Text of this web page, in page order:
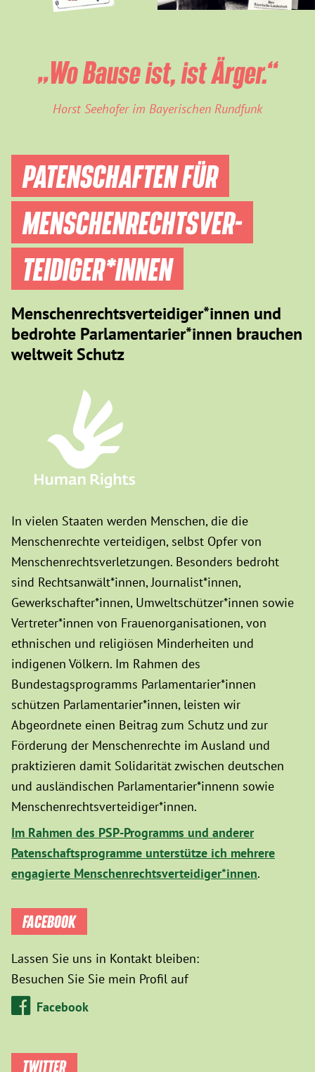
„Wo Bause ist, ist Ärger.“
Horst Seehofer im Bayerischen Rundfunk
PATENSCHAFTEN FÜR
MENSCHEN­RECHTS­VER­
TEIDIGER­*INNEN
Menschenrechtsverteidiger*innen und
bedrohte Parlamentarier*innen brauchen
weltweit Schutz
In vielen Staaten werden Menschen, die die
Menschenrechte verteidigen, selbst Opfer von
Menschenrechtsverletzungen. Besonders bedroht
sind Rechtsanwält*innen, Journalist*innen,
Gewerkschafter*innen, Umweltschützer*innen sowie
Vertreter*innen von Frauenorganisationen, von
ethnischen und religiösen Minderheiten und
indigenen Völkern. Im Rahmen des
Bundestagsprogramms Parlamentarier*innen
schützen Parlamentarier*innen, leisten wir
Abgeordnete einen Beitrag zum Schutz und zur
Förderung der Menschenrechte im Ausland und
praktizieren damit Solidarität zwischen deutschen
und ausländischen Parlamentarier*innenn sowie
Menschenrechtsverteidiger*innen.
Im Rahmen des PSP-Programms und anderer
Patenschaftsprogramme unterstütze ich mehrere
engagierte Menschenrechtsverteidiger*innen.
FACEBOOK
Lassen Sie uns in Kontakt bleiben:
Besuchen Sie Sie mein Profil auf
Facebook
TWITTER